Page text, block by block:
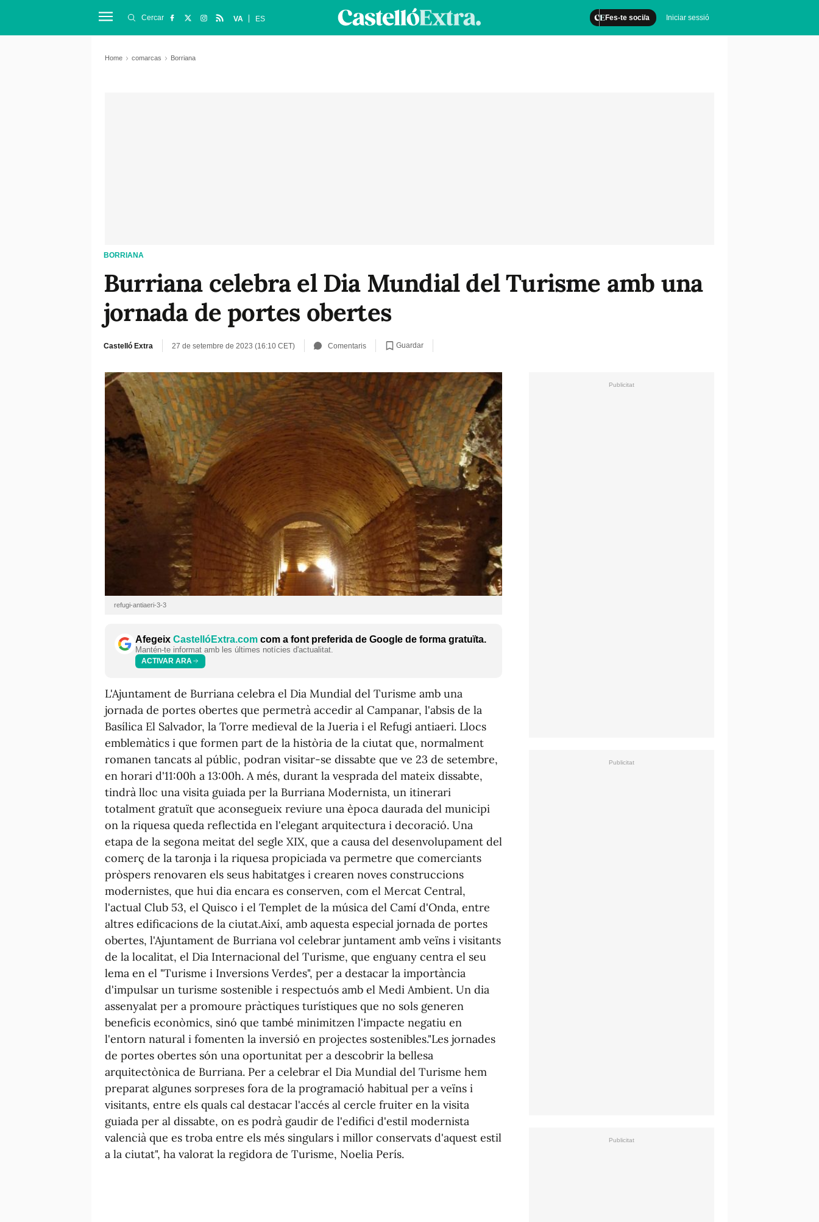
Fes-te soci/a Iniciar sessió
Cercar VA ES
Home comarcas Borriana
BORRIANA
Burriana celebra el Dia Mundial del Turisme amb una
jornada de portes obertes
Castelló Extra 27 de setembre de 2023 (16:10 CET) Comentaris Guardar
refugi-antiaeri-3-3
Afegeix CastellóExtra.com com a font preferida de Google de forma gratuïta.
Mantén-te informat amb les últimes notícies d'actualitat.
ACTIVAR ARA
L'Ajuntament de Burriana celebra el Dia Mundial del Turisme amb una
jornada de portes obertes que permetrà accedir al Campanar, l'absis de la
Basílica El Salvador, la Torre medieval de la Jueria i el Refugi antiaeri. Llocs
emblemàtics i que formen part de la història de la ciutat que, normalment
romanen tancats al públic, podran visitar-se dissabte que ve 23 de setembre,
en horari d'11:00h a 13:00h. A més, durant la vesprada del mateix dissabte,
tindrà lloc una visita guiada per la Burriana Modernista, un itinerari
totalment gratuït que aconsegueix reviure una època daurada del municipi
on la riquesa queda reflectida en l'elegant arquitectura i decoració. Una
etapa de la segona meitat del segle XIX, que a causa del desenvolupament del
comerç de la taronja i la riquesa propiciada va permetre que comerciants
pròspers renovaren els seus habitatges i crearen noves construccions
modernistes, que hui dia encara es conserven, com el Mercat Central,
l'actual Club 53, el Quisco i el Templet de la música del Camí d'Onda, entre
altres edificacions de la ciutat.Així, amb aquesta especial jornada de portes
obertes, l'Ajuntament de Burriana vol celebrar juntament amb veïns i visitants
de la localitat, el Dia Internacional del Turisme, que enguany centra el seu
lema en el "Turisme i Inversions Verdes", per a destacar la importància
d'impulsar un turisme sostenible i respectuós amb el Medi Ambient. Un dia
assenyalat per a promoure pràctiques turístiques que no sols generen
beneficis econòmics, sinó que també minimitzen l'impacte negatiu en
l'entorn natural i fomenten la inversió en projectes sostenibles."Les jornades
de portes obertes són una oportunitat per a descobrir la bellesa
arquitectònica de Burriana. Per a celebrar el Dia Mundial del Turisme hem
preparat algunes sorpreses fora de la programació habitual per a veïns i
visitants, entre els quals cal destacar l'accés al cercle fruiter en la visita
guiada per al dissabte, on es podrà gaudir de l'edifici d'estil modernista
valencià que es troba entre els més singulars i millor conservats d'aquest estil
a la ciutat", ha valorat la regidora de Turisme, Noelia Perís.